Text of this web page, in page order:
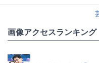
画像アクセスランキング